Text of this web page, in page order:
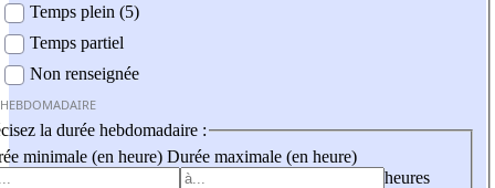
Temps plein (5)
Temps partiel
Non renseignée
la durée hebdomadaire :
minimale (en heure) Durée maximale (en heure)
heures